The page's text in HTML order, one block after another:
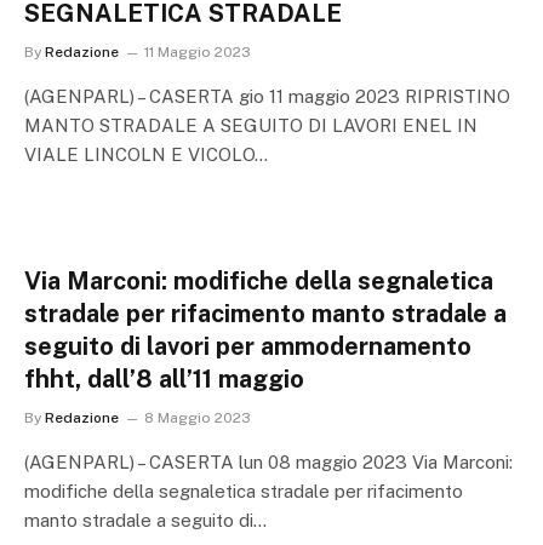
SEGNALETICA STRADALE
By Redazione 11 Maggio 2023
(AGENPARL) – CASERTA gio 11 maggio 2023 RIPRISTINO
MANTO STRADALE A SEGUITO DI LAVORI ENEL IN
VIALE LINCOLN E VICOLO…
Via Marconi: modifiche della segnaletica
stradale per rifacimento manto stradale a
seguito di lavori per ammodernamento
fhht, dall’8 all’11 maggio
By Redazione 8 Maggio 2023
(AGENPARL) – CASERTA lun 08 maggio 2023 Via Marconi:
modifiche della segnaletica stradale per rifacimento
manto stradale a seguito di…